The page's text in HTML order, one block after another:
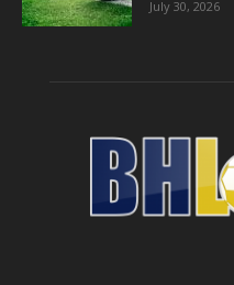
July 30, 2026